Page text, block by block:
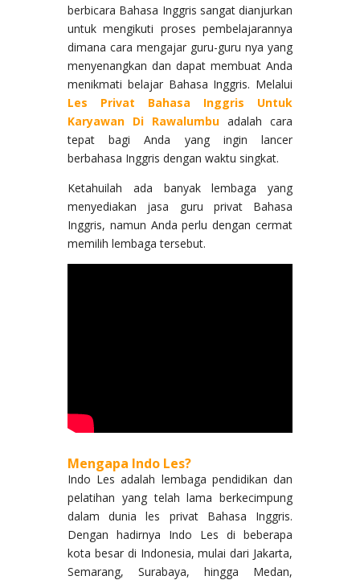
berbicara Bahasa Inggris sangat dianjurkan
untuk mengikuti proses pembelajarannya
dimana cara mengajar guru-guru nya yang
menyenangkan dan dapat membuat Anda
menikmati belajar Bahasa Inggris. Melalui
Les Privat Bahasa Inggris Untuk
Karyawan Di Rawalumbu adalah cara
tepat bagi Anda yang ingin lancer
berbahasa Inggris dengan waktu singkat.
Ketahuilah ada banyak lembaga yang
menyediakan jasa guru privat Bahasa
Inggris, namun Anda perlu dengan cermat
memilih lembaga tersebut.
Mengapa Indo Les?
Indo Les adalah lembaga pendidikan dan
pelatihan yang telah lama berkecimpung
dalam dunia les privat Bahasa Inggris.
Dengan hadirnya Indo Les di beberapa
kota besar di Indonesia, mulai dari Jakarta,
Semarang, Surabaya, hingga Medan,